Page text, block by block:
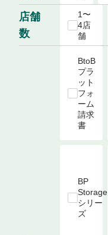
店舗
数
1〜
4店
舗
BtoB
プラ
ット
フォ
ーム
請求
書
BP
Storage
シリー
ズ